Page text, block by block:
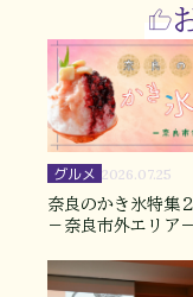
グルメ 2026.07.25
奈良のかき氷特集
－奈良市外エリア－